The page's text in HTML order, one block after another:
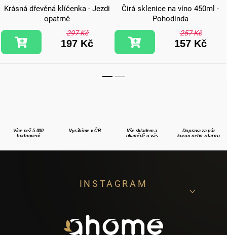
Krásná dřevěná klíčenka - Jezdi
opatrně
297 Kč
197 Kč
Čirá sklenice na víno 450ml -
Pohodinda
257 Kč
157 Kč
Více než 5.000
hodnocení
Vyrábíme v ČR
Vše skladem a
okamžitě u vás
Doprava za pár
korun nebo zdarma
INSTAGRAM